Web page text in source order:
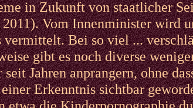
in Zukunft von staatlicher
Vom Innenminister wird
vermittelt. Bei so viel ...
gibt es noch diverse
Jahren anprangern, ohne
Erkenntnis sichtbar